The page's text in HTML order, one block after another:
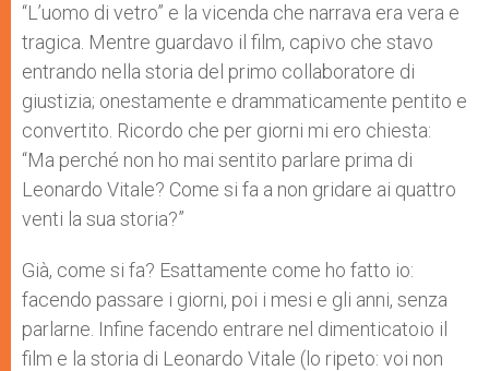
“L’uomo di vetro” e la vicenda che narrava era vera e
tragica. Mentre guardavo il film, capivo che stavo
entrando nella storia del primo collaboratore di
giustizia; onestamente e drammaticamente pentito e
convertito. Ricordo che per giorni mi ero chiesta:
“Ma perché non ho mai sentito parlare prima di
Leonardo Vitale? Come si fa a non gridare ai quattro
venti la sua storia?”
Già, come si fa? Esattamente come ho fatto io:
facendo passare i giorni, poi i mesi e gli anni, senza
parlarne. Infine facendo entrare nel dimenticatoio il
film e la storia di Leonardo Vitale (lo ripeto: voi non